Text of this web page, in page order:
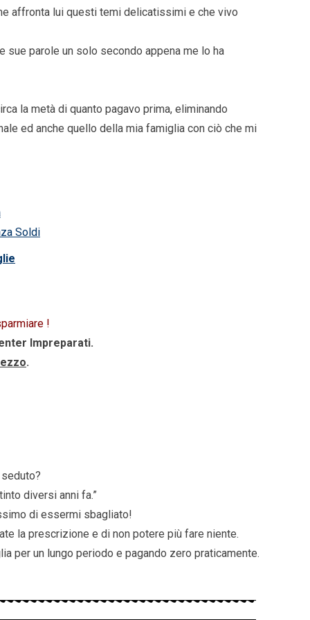
affronta lui questi temi delicatissimi e che vivo
parole un solo secondo appena me lo ha
la metà di quanto pagavo prima, eliminando
ed anche quello della mia famiglia con ciò che mi
Soldi
!
Impreparati.
.
diversi anni fa.”
di essermi sbagliato!
la prescrizione e di non potere più fare niente.
per un lungo periodo e pagando zero praticamente.